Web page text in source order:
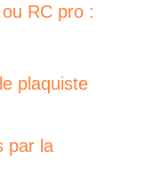
RC pro :
plaquiste
par la